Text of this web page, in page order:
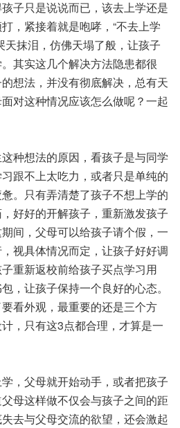
子只是说说而已，该去上学还是
，紧接着就是咆哮，“不去上学
天抹泪，仿佛天塌了般，让孩子
其实这几个解决方法隐患都很
想法，并没有彻底解决，总有天
对这种情况应该怎么做呢？一起
种想法的原因，看孩子是与同学
跟不上太吃力，或者只是单纯的
。只有弄清楚了孩子不想上学的
好好的开解孩子，重新激发孩子
间，父母可以给孩子请个假，一
视具体情况而定，让孩子好好调
重新返校前给孩子买点学习用
，让孩子保持一个良好的心态。
看外观，最重要的还是三个方
，只有这3点都合理，才算是一
，父母就开始动手，或者把孩子
母这样做不仅会与孩子之间的距
去与父母交流的欲望，还会激起